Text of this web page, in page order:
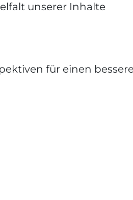
unserer Inhalte
für einen